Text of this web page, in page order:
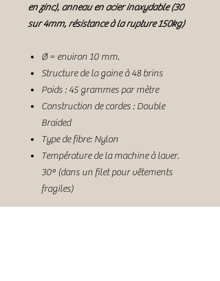
en zinc), anneau en acier inoxydable (30
sur 4mm, résistance à la rupture 150kg)
Ø = environ 10 mm.
Structure de la gaine à 48 brins
Poids : 45 grammes par mètre
Construction de cordes : Double
Braided
Type de fibre: Nylon
Température de la machine à laver.
30º (dans un filet pour vêtements
fragiles)